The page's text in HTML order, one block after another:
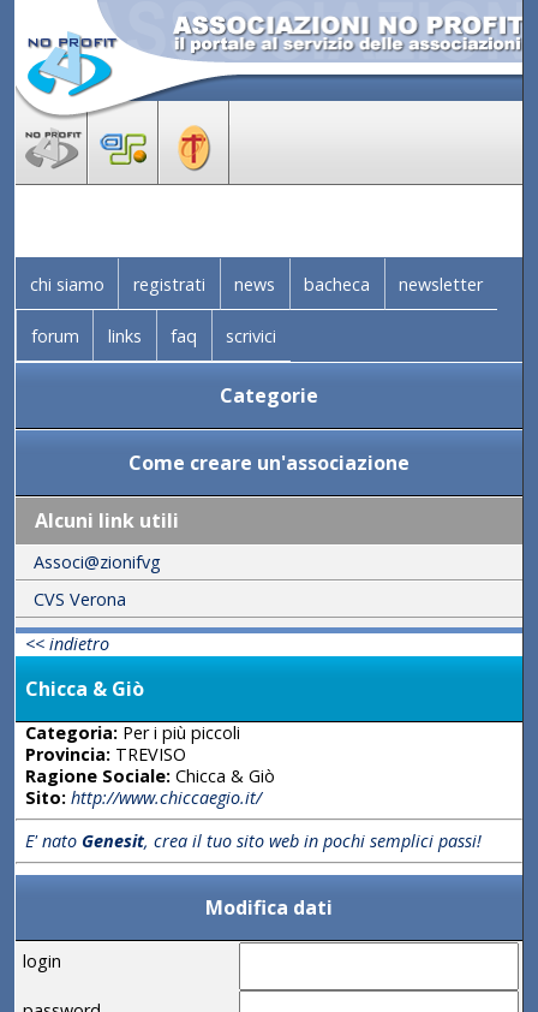
chi siamo registrati news bacheca newsletter
forum links faq scrivici
Categorie
Come creare un'associazione
Alcuni link utili
Associ@zionifvg
CVS Verona
<< indietro
Chicca & Giò
Categoria:Per i più piccoli
Provincia:TREVISO
Ragione Sociale:Chicca & Giò
Sito: http://www.chiccaegio.it/
E' nato Genesit, crea il tuo sito web in pochi semplici passi!
Modifica dati
login